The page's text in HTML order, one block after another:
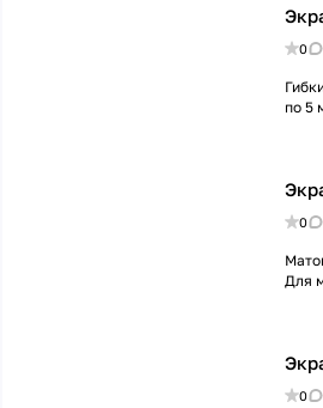
0
по 5
0
Для
0